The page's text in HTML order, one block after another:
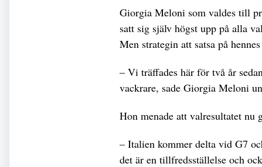
Giorgia Meloni som valdes till
satt sig själv högst upp på alla
Men strategin att satsa på
– Vi träffades här för två år
vackrare, sade Giorgia Meloni
Hon menade att valresultatet nu
– Italien kommer delta vid G7
det är en tillfredsställelse och